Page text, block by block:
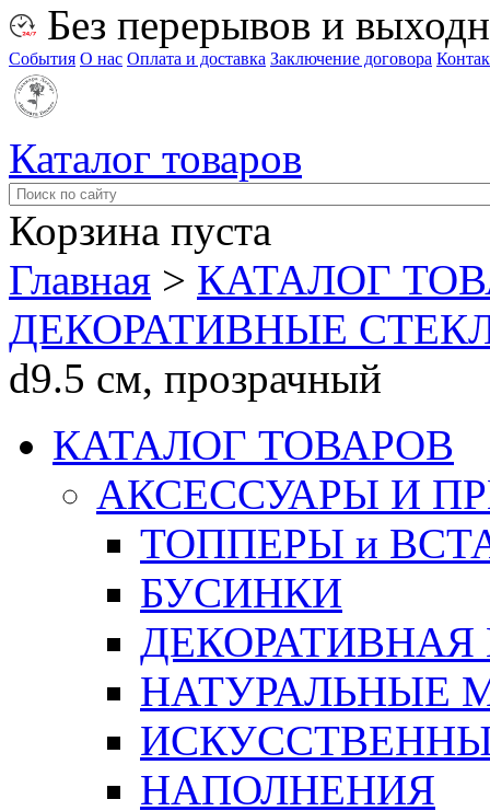
Без перерывов и
События О нас Оплата и доставка Заключение договора
Каталог товаров
Корзина пуста
Главная > КАТАЛОГ
ДЕКОРАТИВНЫЕ
d9.5 см, прозрачный
КАТАЛОГ ТОВАРОВ
АКСЕССУАРЫ И
ТОППЕРЫ и
БУСИНКИ
ДЕКОРАТИВНАЯ
НАТУРАЛЬНЫЕ
НАПОЛНЕНИЯ